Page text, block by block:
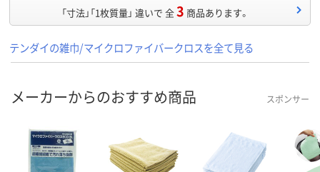
「寸法」「1枚質量」 違いで 全3 商品あります。
テンダイの雑巾/マイクロファイバークロスを全て見る
メーカーからのおすすめ商品 スポンサー